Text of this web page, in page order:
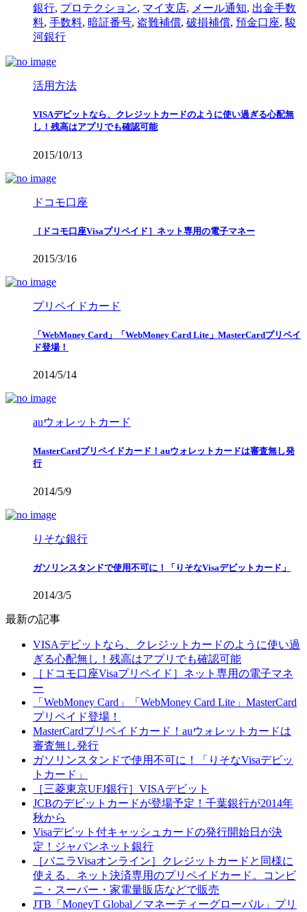
銀行, プロテクション, マイ支店, メール通知, 出金手数
料, 手数料, 暗証番号, 盗難補償, 破損補償, 預金口座, 駿
河銀行
活用方法
VISAデビットなら、クレジットカードのように使い過ぎる心配無
し！残高はアプリでも確認可能
2015/10/13
ドコモ口座
［ドコモ口座Visaプリペイド］ネット専用の電子マネー
2015/3/16
プリペイドカード
「WebMoney Card」「WebMoney Card Lite」MasterCardプリペイ
ド登場！
2014/5/14
auウォレットカード
MasterCardプリペイドカード！auウォレットカードは審査無し発
行
2014/5/9
りそな銀行
ガソリンスタンドで使用不可に！「りそなVisaデビットカード」
2014/3/5
最新の記事
VISAデビットなら、クレジットカードのように使い過
ぎる心配無し！残高はアプリでも確認可能
［ドコモ口座Visaプリペイド］ネット専用の電子マネ
ー
「WebMoney Card」「WebMoney Card Lite」MasterCard
プリペイド登場！
MasterCardプリペイドカード！auウォレットカードは
審査無し発行
ガソリンスタンドで使用不可に！「りそなVisaデビッ
トカード」
［三菱東京UFJ銀行］VISAデビット
JCBのデビットカードが登場予定！千葉銀行が2014年
秋から
Visaデビット付キャッシュカードの発行開始日が決
定！ジャパンネット銀行
［バニラVisaオンライン］クレジットカードと同様に
使える、ネット決済専用のプリペイドカード。コンビ
ニ・スーパー・家電量販店などで販売
JTB「MoneyT Global／マネーティーグローバル」プリ